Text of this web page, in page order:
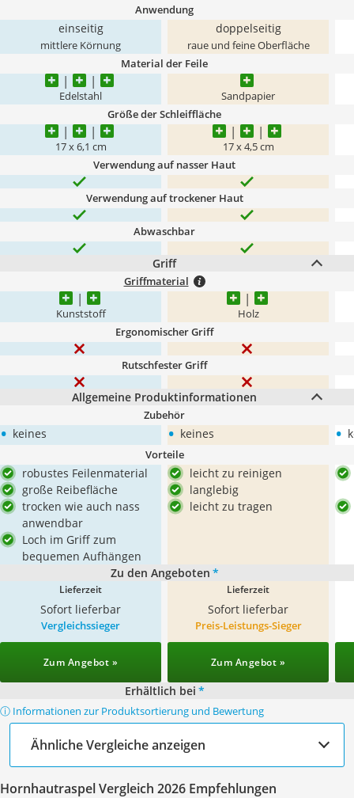
Anwendung
einseitig
mittlere Körnung
doppelseitig
raue und feine Oberfläche
Material der Feile
Edelstahl Sandpapier
Größe der Schleiffläche
17 x 6,1 cm 17 x 4,5 cm
Verwendung auf nasser Haut
Verwendung auf trockener Haut
Abwaschbar
Griff
Griffmaterial
Kunststoff Holz
Ergonomischer Griff
Rutschfester Griff
Allgemeine Produktinformationen
Zubehör
• keines • keines •
Vorteile
robustes Feilenmaterial
große Reibefläche
trocken wie auch nass
anwendbar
Loch im Griff zum
bequemen Aufhängen
leicht zu reinigen
langlebig
leicht zu tragen
Zu den Angeboten *
Lieferzeit
Sofort lieferbar
Lieferzeit
Sofort lieferbar
Vergleichssieger
Zum Angebot »
Preis-Leistungs-Sieger
Zum Angebot »
Erhältlich bei *
ⓘ Informationen zur Produktsortierung und Bewertung
Ähnliche Vergleiche anzeigen
Hornhautraspel Vergleich 2026 Empfehlungen